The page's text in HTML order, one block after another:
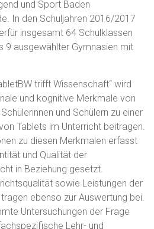
und Sport Baden
In den Schuljahren 2016/2017
insgesamt 64 Schulklassen
9 ausgewählter Gymnasien mit
trifft Wissenschaft“ wird
und kognitive Merkmale von
und Schülern zu einer
Tablets im Unterricht beitragen.
zu diesen Merkmalen erfasst
und Qualität der
in Beziehung gesetzt.
sowie Leistungen der
ebenso zur Auswertung bei.
Untersuchungen der Frage
Lehr- und